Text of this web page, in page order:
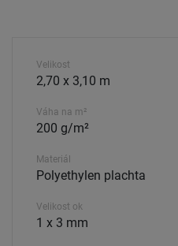
Velikost
2,70 x 3,10 m
Váha na m²
200 g/m²
Materiál
Polyethylen plachta
Velikost ok
1 x 3 mm